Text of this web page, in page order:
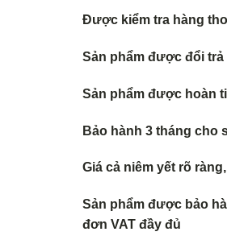
Được kiểm tra hàng
Sản phẩm được đổi
Sản phẩm được hoàn
Bảo hành 3 tháng cho
Giá cả niêm yết rõ
Sản phẩm được bảo
đơn VAT đầy đủ